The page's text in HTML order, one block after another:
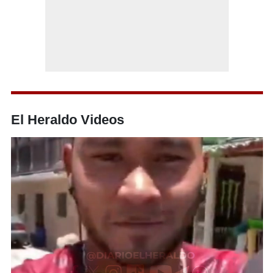
El Heraldo Videos